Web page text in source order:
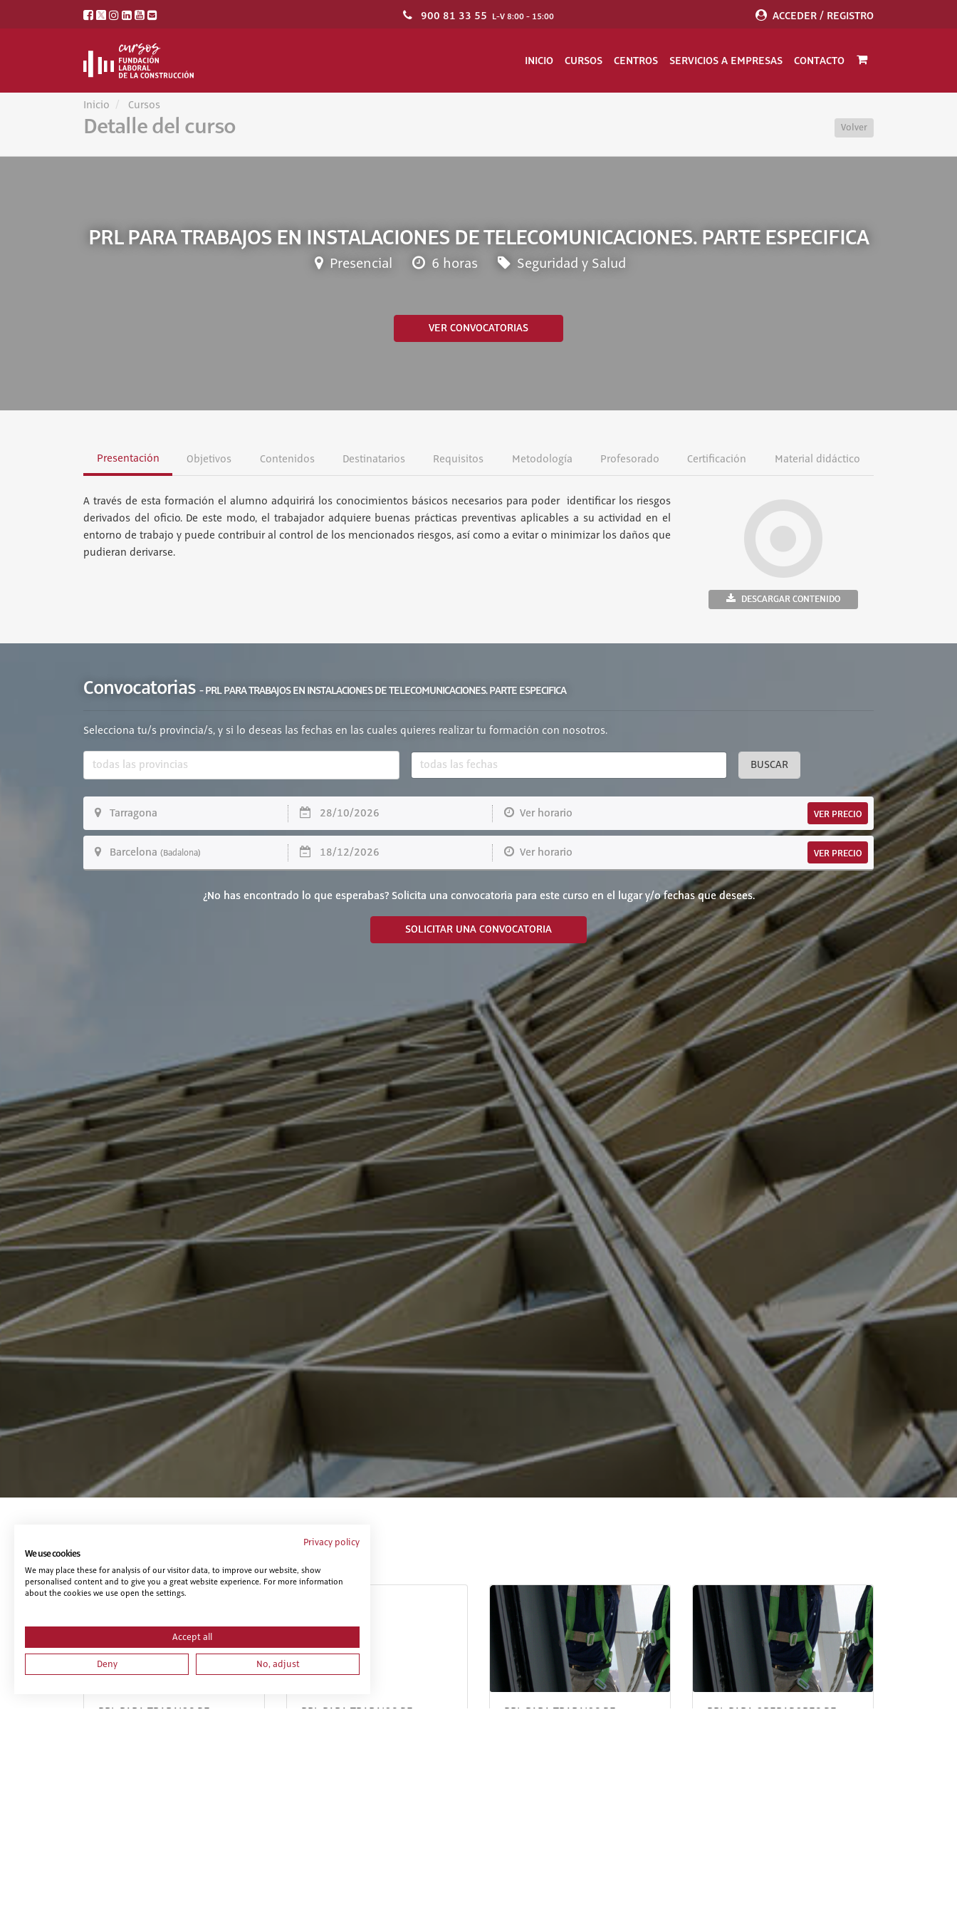
900 81 33 55 L-V 8:00 - 15:00 ACCEDER / REGISTRO
INICIO CURSOS CENTROS SERVICIOS A EMPRESAS CONTACTO
Inicio Cursos
Detalle del curso Volver
PRL PARA TRABAJOS EN INSTALACIONES DE TELECOMUNICACIONES. PARTE ESPECIFICA
Presencial 6 horas Seguridad y Salud
VER CONVOCATORIAS
Presentación Objetivos Contenidos Destinatarios Requisitos Metodología Profesorado Certificación Material didáctico
A través de esta formación el alumno adquirirá los conocimientos básicos necesarios para poder identificar los riesgos
derivados del oficio. De este modo, el trabajador adquiere buenas prácticas preventivas aplicables a su actividad en el
entorno de trabajo y puede contribuir al control de los mencionados riesgos, así como a evitar o minimizar los daños que
pudieran derivarse.
DESCARGAR CONTENIDO
Convocatorias - PRL PARA TRABAJOS EN INSTALACIONES DE TELECOMUNICACIONES. PARTE ESPECIFICA
Selecciona tu/s provincia/s, y si lo deseas las fechas en las cuales quieres realizar tu formación con nosotros.
BUSCAR
Tarragona 28/10/2026 Ver horario VER PRECIO
Barcelona (Badalona) 18/12/2026 Ver horario VER PRECIO
¿No has encontrado lo que esperabas? Solicita una convocatoria para este curso en el lugar y/o fechas que desees.
SOLICITAR UNA CONVOCATORIA
PRL PARA TRABAJOS DE
PRL PARA TRABAJOS DE
PRL PARA TRABAJOS DE
PRL PARA OPERADORES DE
Privacy policy
We use cookies
We may place these for analysis of our visitor data, to improve our website, show
personalised content and to give you a great website experience. For more information
about the cookies we use open the settings.
Accept all
Deny No, adjust